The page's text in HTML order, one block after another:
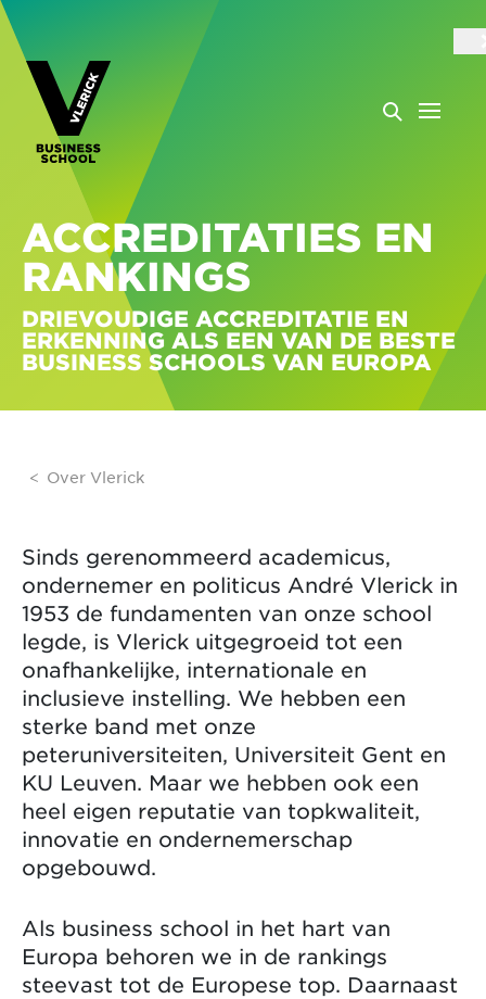
ACCREDITATIES EN
RANKINGS
DRIEVOUDIGE ACCREDITATIE EN
ERKENNING ALS EEN VAN DE BESTE
BUSINESS SCHOOLS VAN EUROPA
Over Vlerick
Sinds gerenommeerd academicus,
ondernemer en politicus André Vlerick in
1953 de fundamenten van onze school
legde, is Vlerick uitgegroeid tot een
onafhankelijke, internationale en
inclusieve instelling. We hebben een
sterke band met onze
peteruniversiteiten, Universiteit Gent en
KU Leuven. Maar we hebben ook een
heel eigen reputatie van topkwaliteit,
innovatie en ondernemerschap
opgebouwd.
Als business school in het hart van
Europa behoren we in de rankings
steevast tot de Europese top. Daarnaast